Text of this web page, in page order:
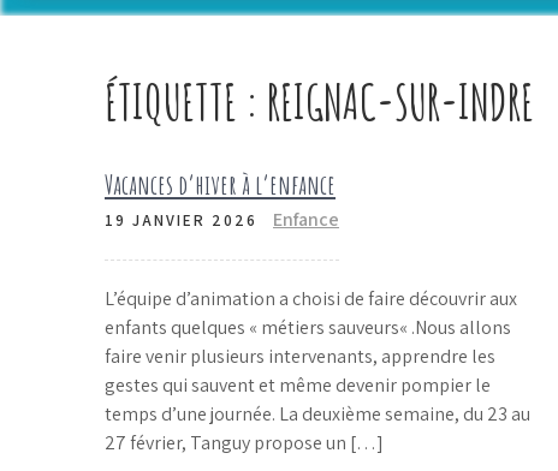
ÉTIQUETTE : REIGNAC-SUR-INDRE
Vacances d’hiver à l’enfance
19 JANVIER 2026 Enfance
L’équipe d’animation a choisi de faire découvrir aux
enfants quelques « métiers sauveurs« .Nous allons
faire venir plusieurs intervenants, apprendre les
gestes qui sauvent et même devenir pompier le
temps d’une journée. La deuxième semaine, du 23 au
27 février, Tanguy propose un […]